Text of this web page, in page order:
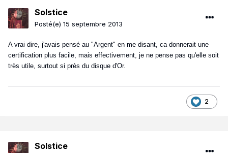
Solstice
Posté(e) 15 septembre 2013
A vrai dire, j'avais pensé au "Argent" en me disant, ca donnerait une
certification plus facile, mais effectivement, je ne pense pas qu'elle soit
très utile, surtout si près du disque d'Or.
2
Solstice